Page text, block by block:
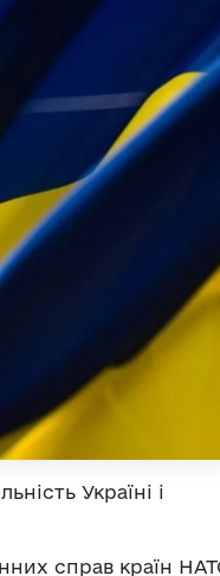
Україні і
справ країн